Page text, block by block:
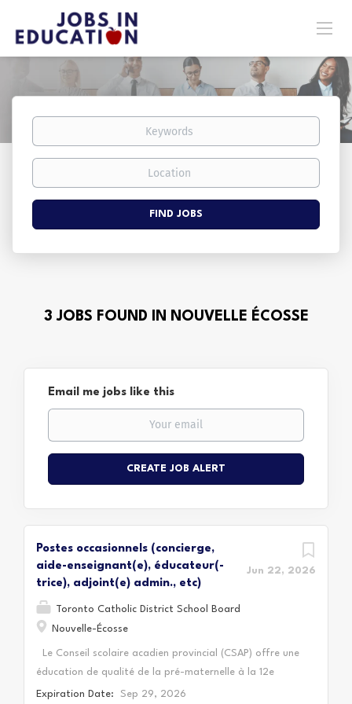
Keywords
Location
Find
FIND JOBS
3 JOBS FOUND IN NOUVELLE ÉCOSSE
Email me jobs like this
Jun 22, 2026
Postes occasionnels (concierge,
aide-enseignant(e), éducateur(-
trice), adjoint(e) admin., etc)
Toronto Catholic District School Board
Nouvelle-Écosse
Le Conseil scolaire acadien provincial (CSAP) offre une
éducation de qualité de la pré-maternelle à la 12e
année, en français langue première en milieu
Expiration Date: Sep 29, 2026